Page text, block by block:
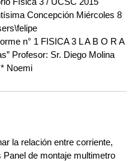
Concepción Miércoles 8
n° 1 FISICA 3 L A B O R A
Profesor: Sr. Diego Molina
Noemi
la relación entre corriente,
de montaje multimetro